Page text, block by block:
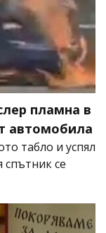
пламна в
автомобила
табло и успял
спътник се